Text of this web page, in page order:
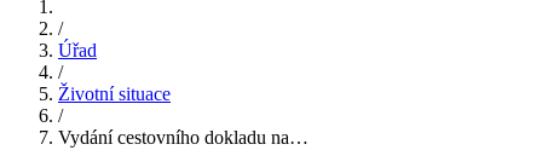
/
Úřad
/
Životní situace
/
Vydání cestovního dokladu na…